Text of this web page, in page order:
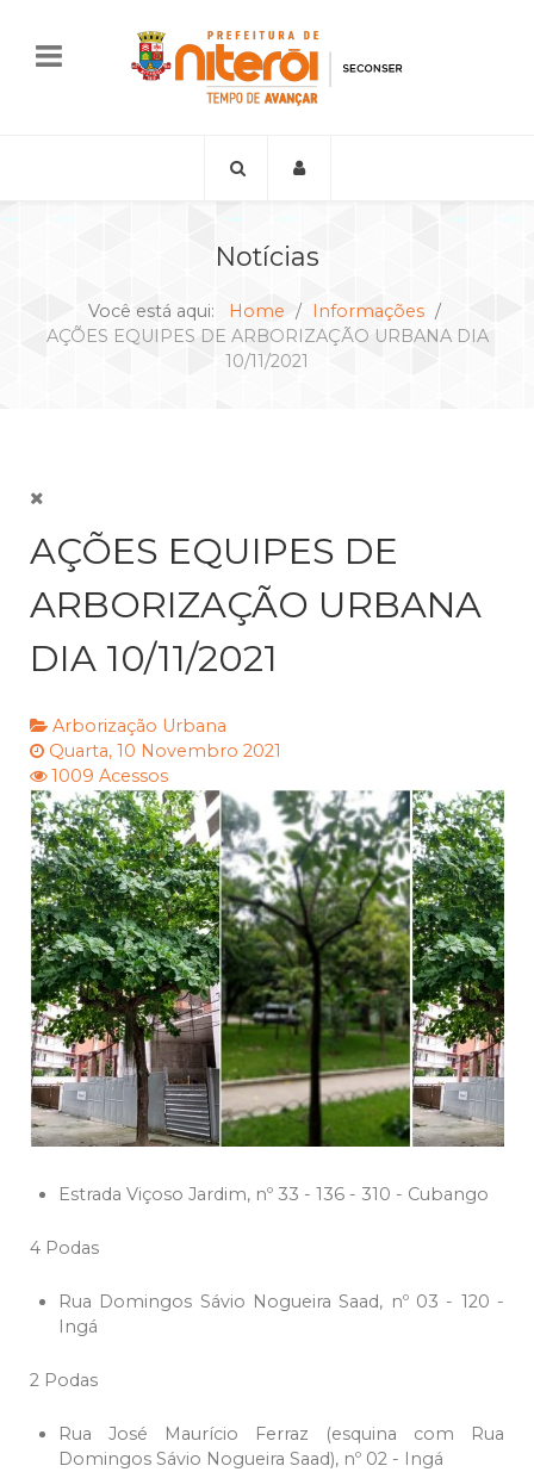
Notícias
Você está aqui: Home
Informações
AÇÕES EQUIPES DE ARBORIZAÇÃO URBANA DIA
10/11/2021
AÇÕES EQUIPES DE
ARBORIZAÇÃO URBANA
DIA 10/11/2021
Arborização Urbana
Quarta, 10 Novembro 2021
1009 Acessos
Estrada Viçoso Jardim, nº 33 - 136 - 310 - Cubango
4 Podas
Rua Domingos Sávio Nogueira Saad, nº 03 - 120 -
Ingá
2 Podas
Rua José Maurício Ferraz (esquina com Rua
Domingos Sávio Nogueira Saad), nº 02 - Ingá